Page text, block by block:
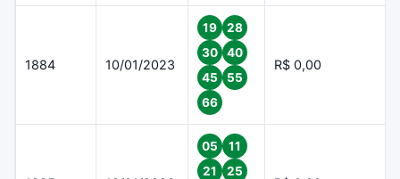
1884 10/01/2023
19
28
30
40
45
55
66
R$ 0,00
05
11
21
25